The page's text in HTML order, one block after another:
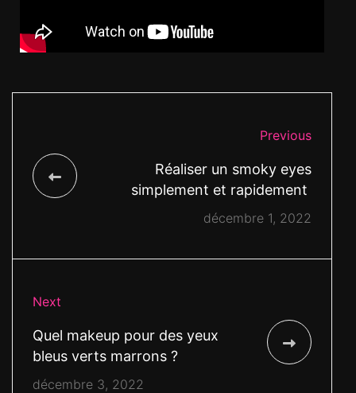
Previous
Réaliser un smoky eyes
simplement et rapidement
décembre 1, 2022
Next
Quel makeup pour des yeux
bleus verts marrons ?
décembre 3, 2022